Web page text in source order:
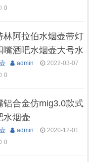
0
林阿拉伯水烟壶带灯
嘴酒吧水烟壶大号水
admin
2022-03-07
0
铝合金仿mig3.0款式
水烟壶
admin
2020-12-01
0